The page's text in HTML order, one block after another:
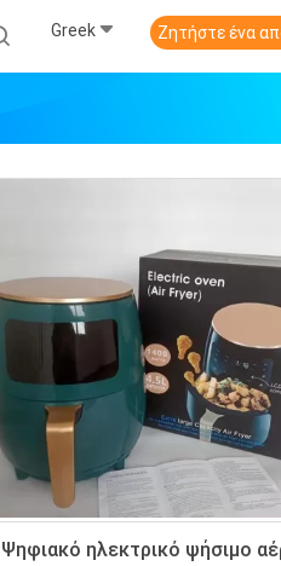
Greek Ζητήστε ένα
Ψηφιακό ηλεκτρικό ψήσιμο